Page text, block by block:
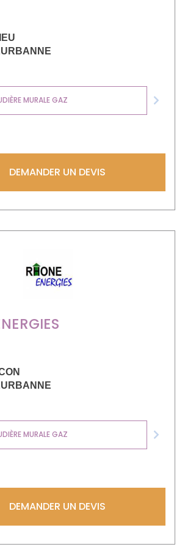
MURALE GAZ
Next
DEMANDER UN DEVIS
MURALE GAZ
Next
DEMANDER UN DEVIS